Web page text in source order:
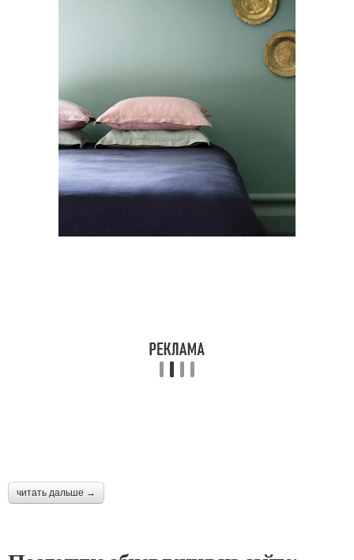
читать дальше →